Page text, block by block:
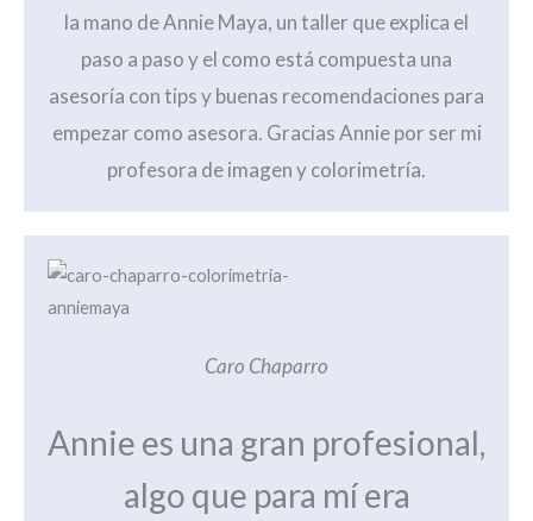
la mano de Annie Maya, un taller que explica el
paso a paso y el como está compuesta una
asesoría con tips y buenas recomendaciones para
empezar como asesora. Gracias Annie por ser mi
profesora de imagen y colorimetría.
Caro Chaparro
Annie es una gran profesional,
algo que para mí era